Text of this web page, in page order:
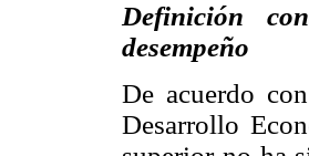
Definición
desempeño
De acuerdo
Desarrollo